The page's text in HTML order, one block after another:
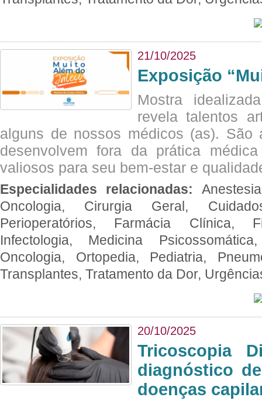
21/10/2025
Exposição
Mostra
revela talentos
alguns de nossos médicos (as). São
desenvolvem fora da prática
valiosos para seu bem-estar e
Especialidades relacionadas:
Oncologia, Cirurgia Geral,
Perioperatórios, Farmácia Clínica,
Infectologia, Medicina
Oncologia, Ortopedia, Pediatria,
Transplantes, Tratamento da Dor,
20/10/2025
Tricoscopia
diagnóstico
doenças